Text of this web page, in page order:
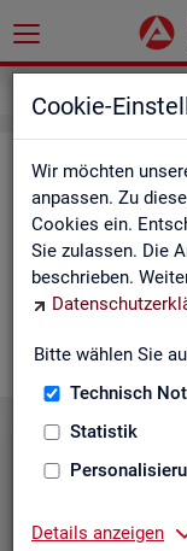
Cookie-
Wir möchten
anpassen. Zu
Cookies ein.
Sie zulassen. Die
beschrieben.
Bitte wählen Sie
Technisch
Statistik
Details anzeigen
Die Sta­tis­tik derBA
und
einen spe­zi­el­len
back zu un­se­ren